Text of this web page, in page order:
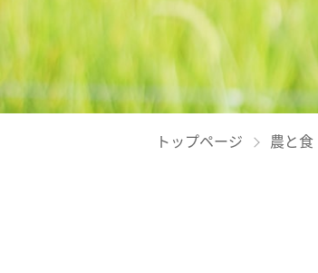
トップページ 農と食